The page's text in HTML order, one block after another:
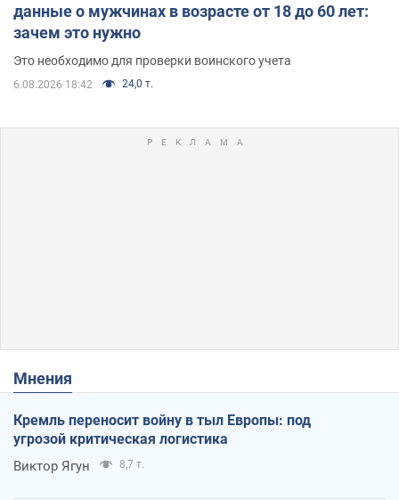
данные о мужчинах в возрасте от 18 до 60 лет:
зачем это нужно
Это необходимо для проверки воинского учета
6.08.2026 18:42 24,0 т.
Мнения
Кремль переносит войну в тыл Европы: под
угрозой критическая логистика
Виктор Ягун 8,7 т.